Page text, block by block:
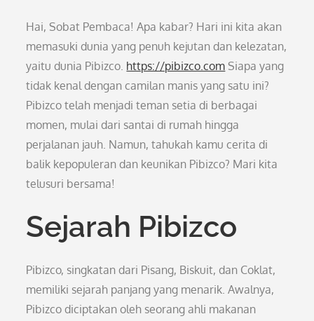
Hai, Sobat Pembaca! Apa kabar? Hari ini kita akan
memasuki dunia yang penuh kejutan dan kelezatan,
yaitu dunia Pibizco. https://pibizco.com Siapa yang
tidak kenal dengan camilan manis yang satu ini?
Pibizco telah menjadi teman setia di berbagai
momen, mulai dari santai di rumah hingga
perjalanan jauh. Namun, tahukah kamu cerita di
balik kepopuleran dan keunikan Pibizco? Mari kita
telusuri bersama!
Sejarah Pibizco
Pibizco, singkatan dari Pisang, Biskuit, dan Coklat,
memiliki sejarah panjang yang menarik. Awalnya,
Pibizco diciptakan oleh seorang ahli makanan